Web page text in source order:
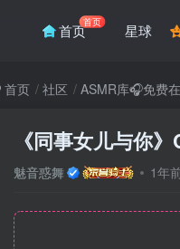
首页首页 星球
首页 社区 ASMR库🎧免费
《同事女儿与你
魅音惑舞 1年